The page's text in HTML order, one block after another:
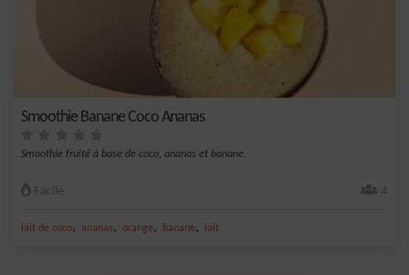
Smoothie Banane Coco Ananas
Smoothie fruité à base de coco, ananas et banane.
Facile 4
lait de coco, ananas, orange, banane, lait